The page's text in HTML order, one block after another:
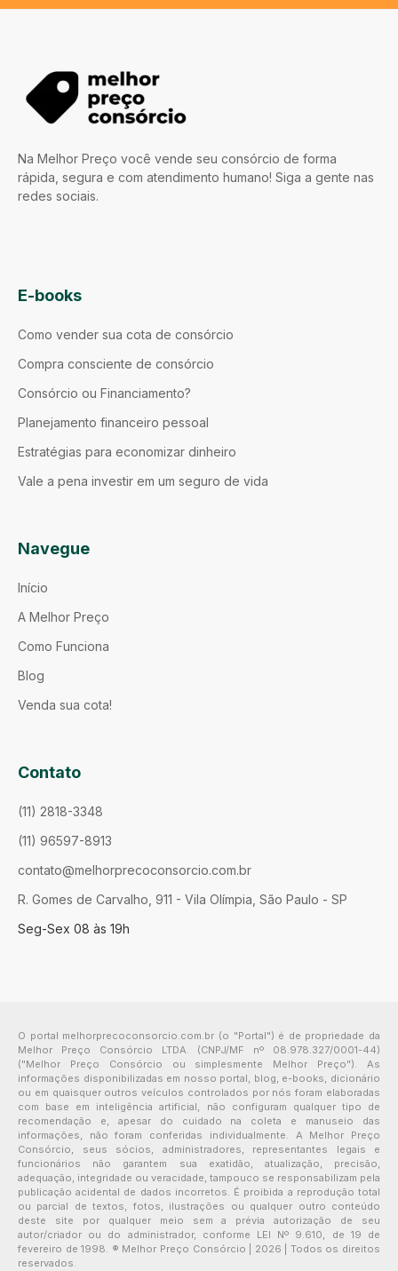
Na Melhor Preço você vende seu consórcio de forma
rápida, segura e com atendimento humano! Siga a gente nas
redes sociais.
E-books
Como vender sua cota de consórcio
Compra consciente de consórcio
Consórcio ou Financiamento?
Planejamento financeiro pessoal
Estratégias para economizar dinheiro
Vale a pena investir em um seguro de vida
Navegue
Início
A Melhor Preço
Como Funciona
Blog
Venda sua cota!
Contato
(11) 2818-3348
(11) 96597-8913
contato@melhorprecoconsorcio.com.br
R. Gomes de Carvalho, 911 - Vila Olímpia, São Paulo - SP
Seg-Sex 08 às 19h
O portal melhorprecoconsorcio.com.br (o "Portal") é de propriedade da
Melhor Preço Consórcio LTDA. (CNPJ/MF nº 08.978.327/0001-44)
("Melhor Preço Consórcio ou simplesmente Melhor Preço"). As
informações disponibilizadas em nosso portal, blog, e-books, dicionário
ou em quaisquer outros veículos controlados por nós foram elaboradas
com base em inteligência artificial, não configuram qualquer tipo de
recomendação e, apesar do cuidado na coleta e manuseio das
informações, não foram conferidas individualmente. A Melhor Preço
Consórcio, seus sócios, administradores, representantes legais e
funcionários não garantem sua exatidão, atualização, precisão,
adequação, integridade ou veracidade, tampouco se responsabilizam pela
publicação acidental de dados incorretos. É proibida a reprodução total
ou parcial de textos, fotos, ilustrações ou qualquer outro conteúdo
deste site por qualquer meio sem a prévia autorização de seu
autor/criador ou do administrador, conforme LEI Nº 9.610, de 19 de
fevereiro de 1998. ® Melhor Preço Consórcio | 2026 | Todos os direitos
reservados.